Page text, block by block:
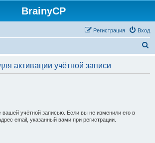
BrainyCP
Вход
Регистрация
активации учётной записи
вашей учётной записью. Если вы не изменили его в
email, указанный вами при регистрации.